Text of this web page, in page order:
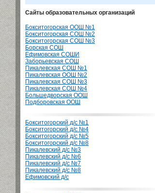
Сайты образовательных организаций
Бокситогорская ООШ №1
Бокситогорская СОШ №2
Бокситогорская СОШ №3
Борская СОШ
Ефимовская СОШИ
Заборьевская СОШ
Пикалевская СОШ №1
Пикалевская ООШ №2
Пикалевская СОШ №3
Пикалевская СОШ №4
Большедворская ООШ
Подборовская ООШ
Бокситогорский д/с №1
Бокситогорский д/с №4
Бокситогорский д/с №5
Бокситогорский д/с №8
Пикалевский д/с №3
Пикалевский д/с №6
Пикалевский д/с №7
Пикалевский д/с №8
Ефимовский д/с